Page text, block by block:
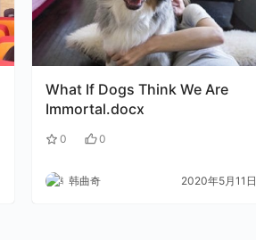
What If Dogs Think We Are
Immortal.docx
0 0
韩曲奇 2020年5月11日